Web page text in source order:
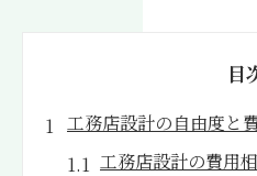
目
工務店設計の自由度と
工務店設計の費用